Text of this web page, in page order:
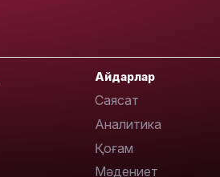
Айдарлар
Саясат
Аналитика
Қоғам
Мәдениет